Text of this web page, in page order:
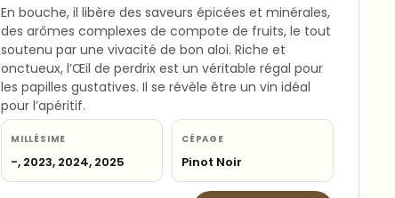
En bouche, il libère des saveurs épicées et minérales,
des arômes complexes de compote de fruits, le tout
soutenu par une vivacité de bon aloi. Riche et
onctueux, l’Œil de perdrix est un véritable régal pour
les papilles gustatives. Il se révèle être un vin idéal
pour l’apéritif.
MILLÉSIME
-, 2023, 2024, 2025
CÉPAGE
Pinot Noir